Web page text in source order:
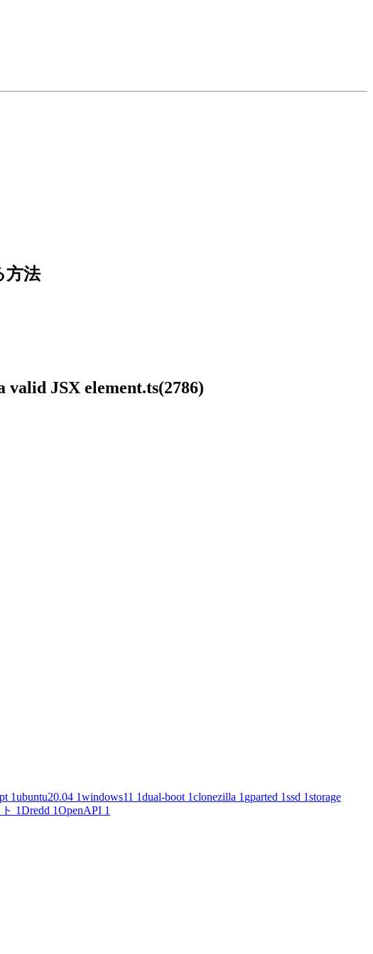
方法
valid JSX element.ts(2786)
1ubuntu20.04 1windows11 1dual-boot 1clonezilla 1 gparted 1ssd 1storage
1Dredd 1OpenAPI 1